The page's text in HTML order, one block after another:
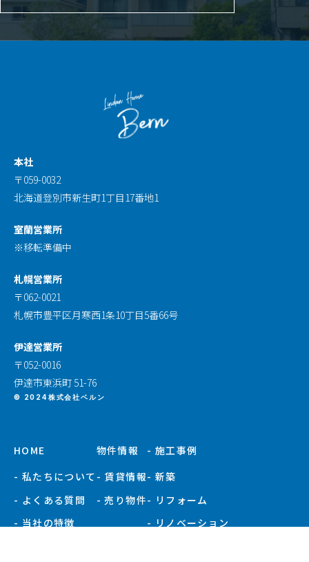
本社
〒059-0032
北海道登別市新生町1丁目17番地1
室蘭営業所
※移転準備中
札幌営業所
〒062-0021
札幌市豊平区月寒西1条10丁目5番66号
伊達営業所
〒052-0016
伊達市東浜町 51-76
© 2024株式会社ベルン
HOME
- 私たちについて
- よくある質問
- 当社の特徴
物件情報
- 賃貸情報
- 売り物件
- 施工事例
- 新築
- リフォーム
- リノベーション